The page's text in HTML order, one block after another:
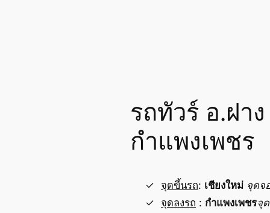
รถทัวร์ อ.ฝา
กำแพงเพชร
จุดขึ้นรถ: เชียงใหม่ จุดจ
จุดลงรถ : กำแพงเพชรจุ